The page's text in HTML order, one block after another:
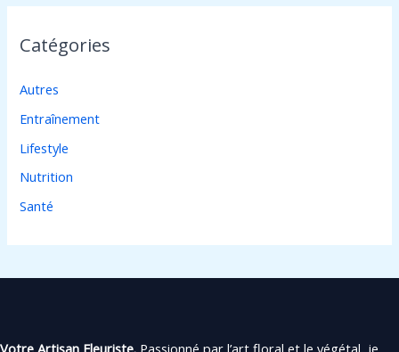
Catégories
Autres
Entraînement
Lifestyle
Nutrition
Santé